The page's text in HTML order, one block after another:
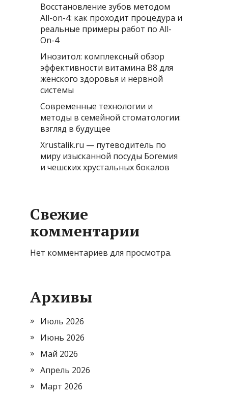
Восстановление зубов методом
All-on-4: как проходит процедура и
реальные примеры работ по All-
On-4
Инозитол: комплексный обзор
эффективности витамина B8 для
женского здоровья и нервной
системы
Современные технологии и
методы в семейной стоматологии:
взгляд в будущее
Xrustalik.ru — путеводитель по
миру изысканной посуды Богемия
и чешских хрустальных бокалов
Свежие
комментарии
Нет комментариев для просмотра.
Архивы
Июль 2026
Июнь 2026
Май 2026
Апрель 2026
Март 2026